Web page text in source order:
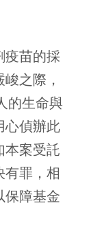
疫苗的採
之際，
的生命與
心偵辦此
本案受託
有罪，相
保障基金